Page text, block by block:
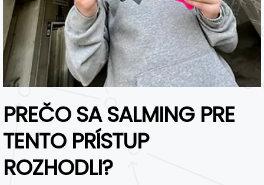
PREČO SA SALMING PRE
TENTO PRÍSTUP
ROZHODLI?